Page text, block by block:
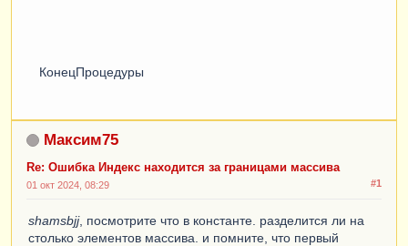
КонецПроцедуры
Максим75
Re: Ошибка Индекс находится за границами массива
#1
01 окт 2024, 08:29
shamsbjj, посмотрите что в константе. разделится ли на
столько элементов массива. и помните, что первый